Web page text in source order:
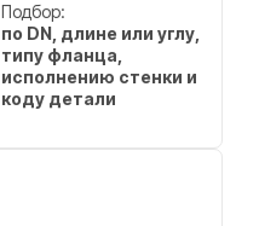
Подбор:
по DN, длине или углу,
типу фланца,
исполнению стенки и
коду детали